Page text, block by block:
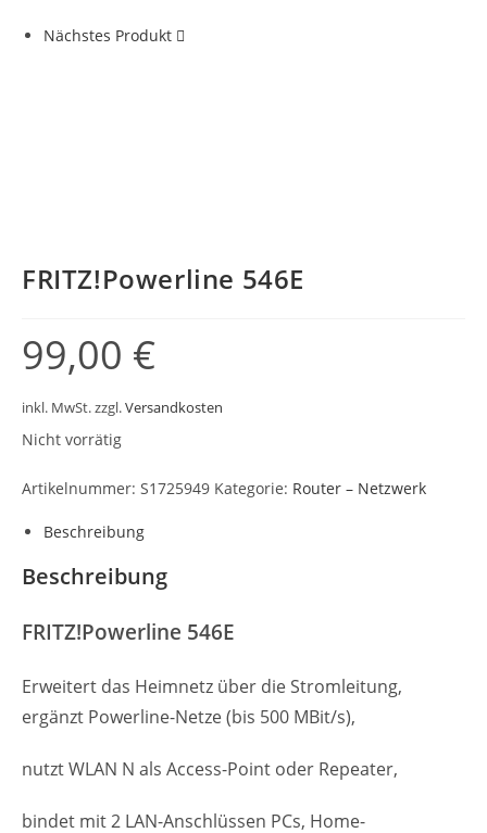
Nächstes Produkt
FRITZ!Powerline 546E
99,00 €
inkl. MwSt.zzgl.Versandkosten
Nicht vorrätig
Artikelnummer: S1725949 Kategorie: Router – Netzwerk
Beschreibung
Beschreibung
FRITZ!Powerline 546E
Erweitert das Heimnetz über die Stromleitung,
ergänzt Powerline-Netze (bis 500 MBit/s),
nutzt WLAN N als Access-Point oder Repeater,
bindet mit 2 LAN-Anschlüssen PCs, Home-